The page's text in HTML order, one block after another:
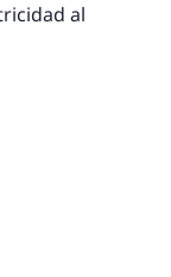
al